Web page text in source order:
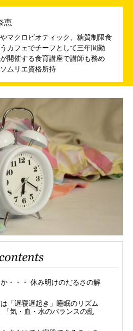
恵
マクロビオティック、糖質制限食
カフェでチーフとして三年間勤
開催する食育講座で講師も務め
ムリエ資格所持
・・・ 休み明けのだるさの解
「遅寝遅起き」睡眠のリズム
「気・血・水のバランスの乱